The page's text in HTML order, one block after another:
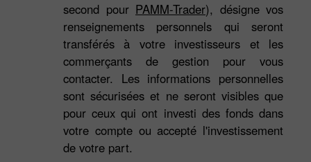
second pour PAMM-Trader), désigne vos
renseignements personnels qui seront
transférés à votre investisseurs et les
commerçants de gestion pour vous
contacter. Les informations personnelles
sont sécurisées et ne seront visibles que
pour ceux qui ont investi des fonds dans
votre compte ou accepté l'investissement
de votre part.